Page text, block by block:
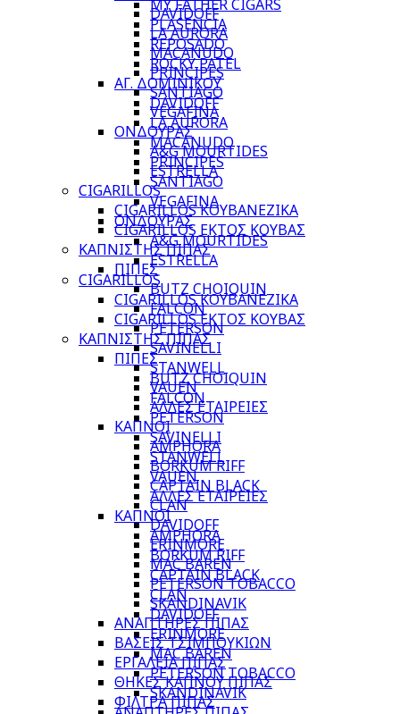
DAVIDOFF
LA AURORA
MACANUDO
PRINCIPES
SANTIAGO
VEGAFINA
ΟΝΔΟΥΡΑΣ
A&G MOURTIDES
ESTRELLA
CIGARILLOS
CIGARILLOS ΚΟΥΒΑΝΕΖΙΚΑ
CIGARILLOS ΕΚΤΟΣ ΚΟΥΒΑΣ
ΚΑΠΝΙΣΤΗΣ ΠΙΠΑΣ
ΠΙΠΕΣ
BUTZ CHOIQUIN
FALCON
PETERSON
SAVINELLI
STANWELL
VAUEN
ΑΛΛΕΣ ΕΤΑΙΡΕΙΕΣ
ΚΑΠΝΟΙ
AMPHORA
BORKUM RIFF
CAPTAIN BLACK
CLAN
DAVIDOFF
ERINMORE
MAC BAREN
PETERSON TOBACCO
SKANDINAVIK
ΑΝΑΠΤΗΡΕΣ ΠΙΠΑΣ
ΒΑΣΕΙΣ ΤΣΙΜΠΟΥΚΙΩΝ
ΕΡΓΑΛΕΙΑ ΠΙΠΑΣ
ΘΗΚΕΣ ΚΑΠΝΟΥ ΠΙΠΑΣ
ΦΙΛΤΡΑ ΠΙΠΑΣ
MY FATHER CIGARS
PLASENCIA
REPOSADO
ROCKY PATEL
ΑΓ. ΔΟΜΙΝΙΚΟΥ
DAVIDOFF
LA AURORA
MACANUDO
PRINCIPES
SANTIAGO
VEGAFINA
ΟΝΔΟΥΡΑΣ
A&G MOURTIDES
ESTRELLA
CIGARILLOS
CIGARILLOS ΚΟΥΒΑΝΕΖΙΚΑ
CIGARILLOS ΕΚΤΟΣ ΚΟΥΒΑΣ
ΚΑΠΝΙΣΤΗΣ ΠΙΠΑΣ
ΠΙΠΕΣ
BUTZ CHOIQUIN
FALCON
PETERSON
SAVINELLI
STANWELL
VAUEN
ΑΛΛΕΣ ΕΤΑΙΡΕΙΕΣ
ΚΑΠΝΟΙ
AMPHORA
BORKUM RIFF
CAPTAIN BLACK
CLAN
DAVIDOFF
ERINMORE
MAC BAREN
PETERSON TOBACCO
SKANDINAVIK